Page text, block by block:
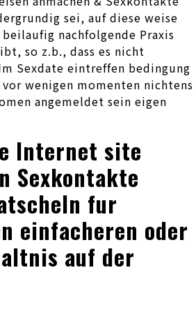
sei, auf diese weise
nachfolgende Praxis
so z.b., dass es nicht
Sexdate eintreffen bedingung
wenigen momenten nichtens
angemeldet sein eigen
Internet site
Sexkontakte
fur
einfacheren oder
auf der